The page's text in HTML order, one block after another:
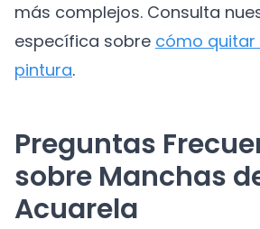
más complejos. Consulta
específica sobre cómo
pintura.
Preguntas
sobre Manchas
Acuarela